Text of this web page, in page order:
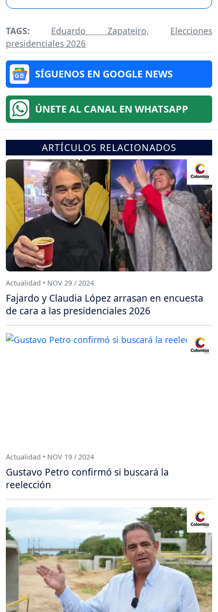
TAGS: Eduardo Zapateiro, Elecciones
presidenciales 2026
SÍGUENOS EN GOOGLE NEWS
ÚNETE AL CANAL EN WHATSAPP
ARTÍCULOS RELACIONADOS
Actualidad • NOV 29 / 2024
Fajardo y Claudia López arrasan en encuesta
de cara a las presidenciales 2026
Actualidad • NOV 19 / 2024
Gustavo Petro confirmó si buscará la
reelección